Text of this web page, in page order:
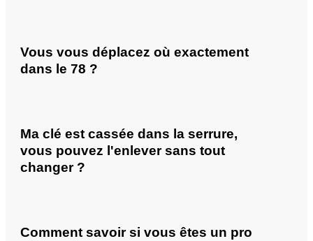
Vous vous déplacez où exactement
dans le 78 ?
Ma clé est cassée dans la serrure,
vous pouvez l'enlever sans tout
changer ?
Comment savoir si vous êtes un pro